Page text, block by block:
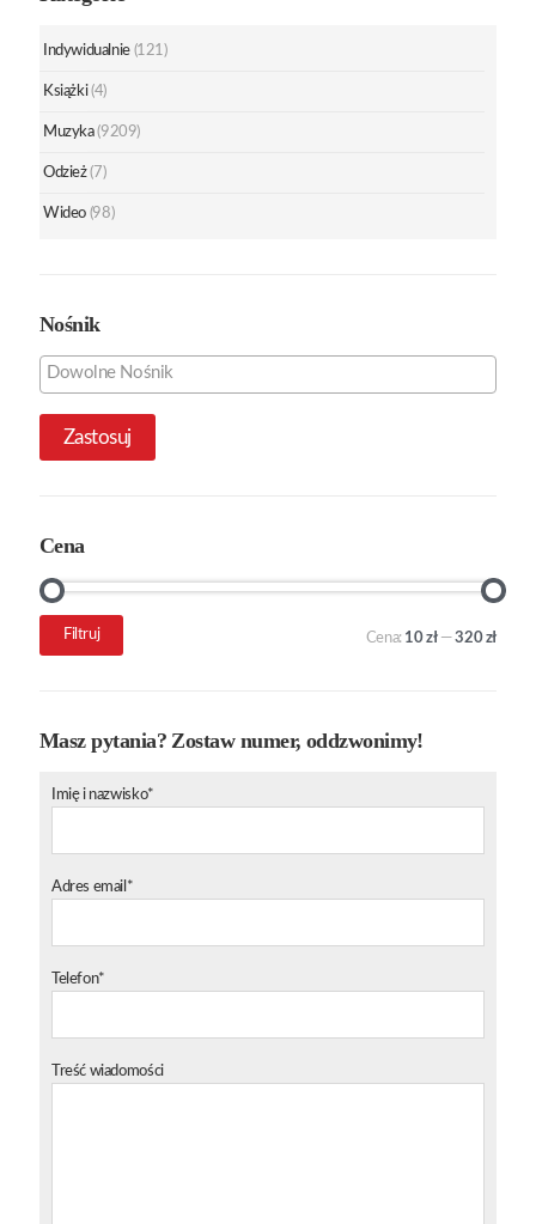
Indywidualnie (121)
Książki (4)
Muzyka (9209)
Odzież (7)
Wideo (98)
Nośnik
Zastosuj
Cena
Cena
Cena
Filtruj Cena: 10 zł—320 zł
Masz pytania? Zostaw numer, oddzwonimy!
Imię i nazwisko*
Adres email*
Telefon*
Treść wiadomości